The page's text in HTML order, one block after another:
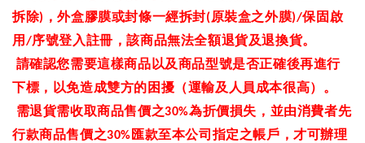
拆除) ，外盒膠膜或封條一經拆封( 原裝盒之外膜)/保固啟
用 /序號登入註冊，該商品無法全額退貨及退換貨。
請確認您需要這樣商品以及商品型號是否正確後再進行
下標，以免造成雙方的困擾（運輸及人員成本很高）。
需退貨需收取商品售價之30%為折價損失，並由消費者先
行款商品售價之30%匯款至本公司指定之帳戶，才可辦理